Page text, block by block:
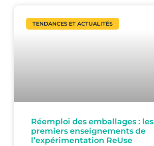
TENDANCES ET ACTUALITÉS
Réemploi des emballages : les
premiers enseignements de
l’expérimentation ReUse